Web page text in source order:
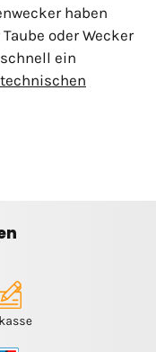
haben
oder Wecker
ein
technischen